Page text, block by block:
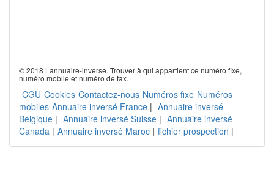
© 2018 Lannuaire-inverse. Trouver à qui appartient ce numéro fixe,
numéro mobile et numéro de fax.
CGU Cookies Contactez-nous Numéros fixe Numéros
mobiles Annuaire inversé France | Annuaire inversé
Belgique | Annuaire inversé Suisse | Annuaire inversé
Canada | Annuaire inversé Maroc | fichier prospection |